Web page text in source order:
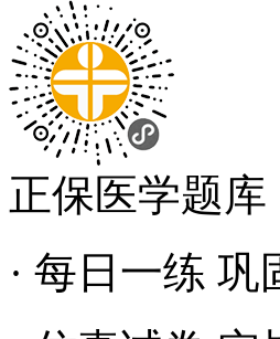
正保医学题库
· 每日一练 巩